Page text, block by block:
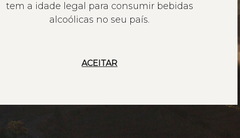
tem a idade legal para consumir bebidas
alcoólicas no seu país.
ACEITAR